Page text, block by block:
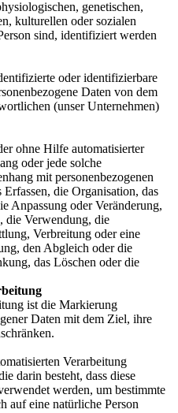
genetischen,
kulturellen oder sozialen
sind, identifiziert werden
oder identifizierbare
Daten von dem
(unser Unternehmen)
ohne Hilfe automatisierter
oder jede solche
mit personenbezogenen
die Organisation, das
Anpassung oder Veränderung,
die Verwendung, die
Verbreitung oder eine
den Abgleich oder die
das Löschen oder die
ist die Markierung
Daten mit dem Ziel, ihre
Verarbeitung
darin besteht, dass diese
werden, um bestimmte
auf eine natürliche Person